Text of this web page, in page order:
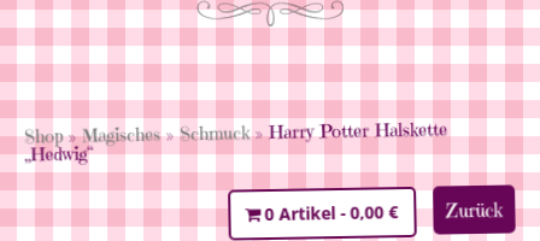
Shop»Magisches»Schmuck» Harry Potter Halskette
„Hedwig“
Zurück
0 Artikel 0,00 €